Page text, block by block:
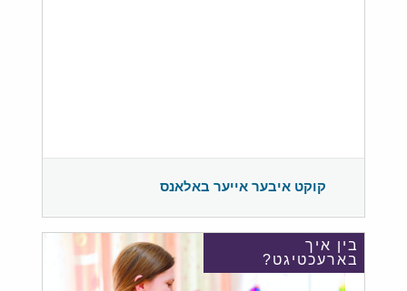
קוקט איבער אייער באלאנס
בין איך
בארעכטיגט?